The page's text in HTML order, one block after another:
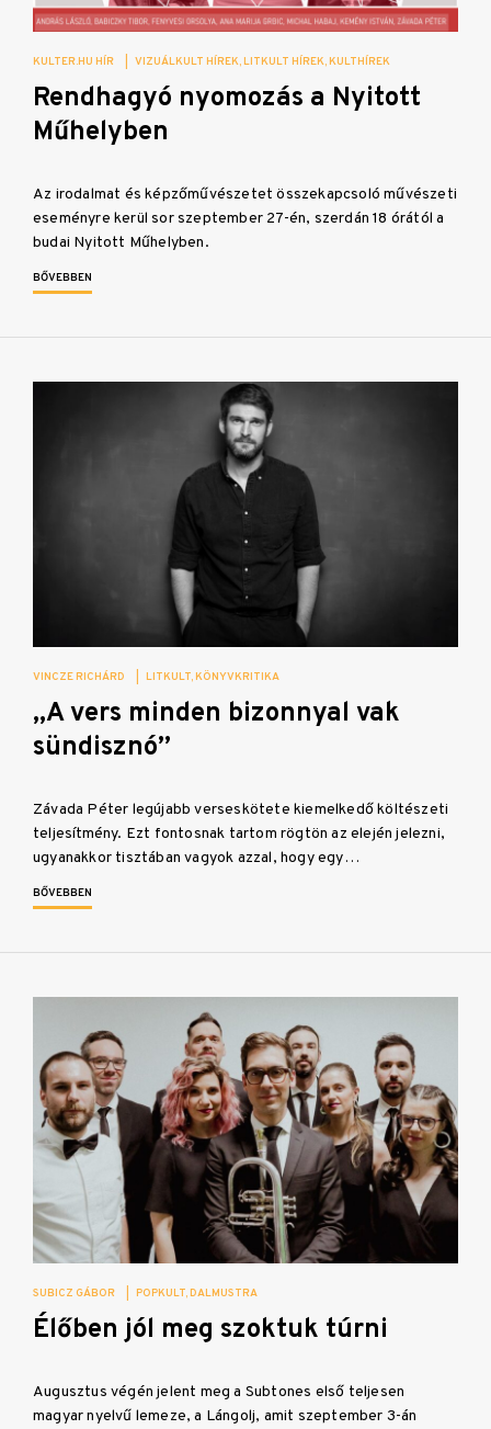
KULTER.HU HÍR VIZUÁLKULT HÍREK LITKULT HÍREK KULTHÍREK
Rendhagyó nyomozás a Nyitott
Műhelyben
Az irodalmat és képzőművészetet összekapcsoló művészeti
eseményre kerül sor szeptember 27-én, szerdán 18 órától a
budai Nyitott Műhelyben.
BŐVEBBEN
VINCZE RICHÁRD LITKULT KÖNYVKRITIKA
„A vers minden bizonnyal vak
sündisznó”
Závada Péter legújabb verseskötete kiemelkedő költészeti
teljesítmény. Ezt fontosnak tartom rögtön az elején jelezni,
ugyanakkor tisztában vagyok azzal, hogy egy…
BŐVEBBEN
SUBICZ GÁBOR POPKULT DALMUSTRA
Élőben jól meg szoktuk túrni
Augusztus végén jelent meg a Subtones első teljesen
magyar nyelvű lemeze, a Lángolj, amit szeptember 3-án